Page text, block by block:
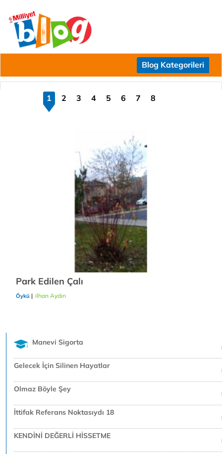
Blog Kategorileri
1 2 3 4 5 6 7 8
Park Edilen Çalı
Öykü | ilhan Aydın
Manevi Sigorta
Gelecek İçin Silinen Hayatlar
Olmaz Böyle Şey
İttifak Referans Noktasıydı 18
KENDİNİ DEĞERLİ HİSSETME